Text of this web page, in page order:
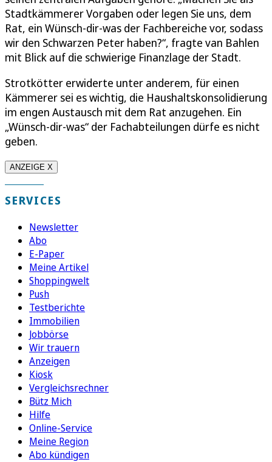
Stadtkämmerer Vorgaben oder legen Sie uns, dem
Rat, ein Wünsch-dir-was der Fachbereiche vor, sodass
wir den Schwarzen Peter haben?“, fragte van Bahlen
mit Blick auf die schwierige Finanzlage der Stadt.
Strotkötter erwiderte unter anderem, für einen
Kämmerer sei es wichtig, die Haushaltskonsolidierung
im engen Austausch mit dem Rat anzugehen. Ein
„Wünsch-dir-was“ der Fachabteilungen dürfe es nicht
geben.
ANZEIGE X
SERVICES
Newsletter
Abo
E-Paper
Meine Artikel
Shoppingwelt
Push
Testberichte
Immobilien
Jobbörse
Wir trauern
Anzeigen
Kiosk
Vergleichsrechner
Bütz Mich
Hilfe
Online-Service
Meine Region
Abo kündigen